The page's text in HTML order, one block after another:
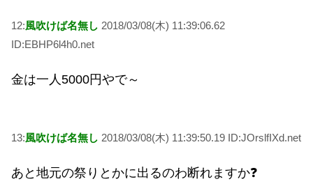
12:風吹けば名無し 2018/03/08(木) 11:39:06.62
ID:EBHP6l4h0.net
金は一人5000円やで～
13:風吹けば名無し 2018/03/08(木) 11:39:50.19 ID:JOrslfIXd.net
あと地元の祭りとかに出るのわ断れますか❓